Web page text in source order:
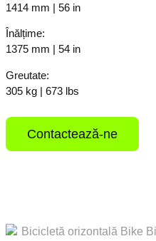
1414 mm | 56 in
Înălțime:
1375 mm | 54 in
Greutate:
305 kg | 673 lbs
Contactează-ne